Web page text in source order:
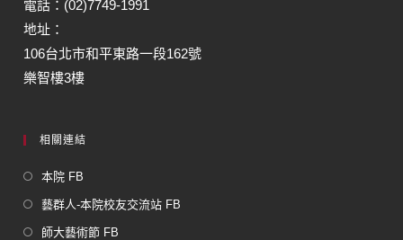
電話：(02)7749-1991
地址：
106台北市和平東路一段162號
樂智樓3樓
相關連結
本院 FB
藝群人-本院校友交流站 FB
師大藝術節 FB